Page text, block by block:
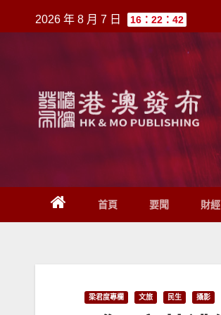
至
2026 年 8 月 7 日 16：22：42
首頁 要聞 財經
梁君度專欄 文旅 民生 攝影